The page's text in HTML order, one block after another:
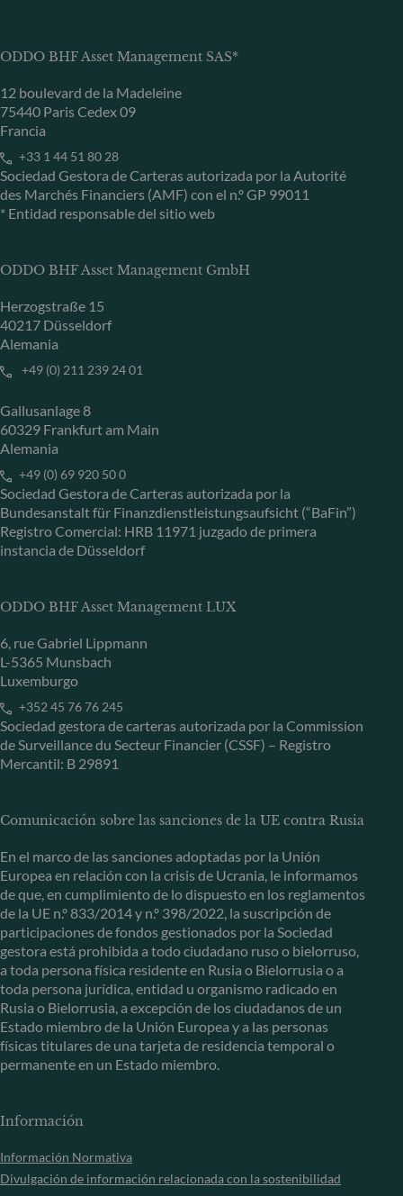
ODDO BHF Asset Management SAS*
12 boulevard de la Madeleine
75440 Paris Cedex 09
Francia
+33 1 44 51 80 28
Sociedad Gestora de Carteras autorizada por la Autorité
des Marchés Financiers (AMF) con el n.º GP 99011
* Entidad responsable del sitio web
ODDO BHF Asset Management GmbH
Herzogstraße 15
40217 Düsseldorf
Alemania
+49 (0) 211 239 24 01
Gallusanlage 8
60329 Frankfurt am Main
Alemania
+49 (0) 69 920 50 0
Sociedad Gestora de Carteras autorizada por la
Bundesanstalt für Finanzdienstleistungsaufsicht (“BaFin”)
Registro Comercial: HRB 11971 juzgado de primera
instancia de Düsseldorf
ODDO BHF Asset Management LUX
6, rue Gabriel Lippmann
L-5365 Munsbach
Luxemburgo
+352 45 76 76 245
Sociedad gestora de carteras autorizada por la Commission
de Surveillance du Secteur Financier (CSSF) – Registro
Mercantil: B 29891
Comunicación sobre las sanciones de la UE contra Rusia
En el marco de las sanciones adoptadas por la Unión
Europea en relación con la crisis de Ucrania, le informamos
de que, en cumplimiento de lo dispuesto en los reglamentos
de la UE n.º 833/2014 y n.º 398/2022, la suscripción de
participaciones de fondos gestionados por la Sociedad
gestora está prohibida a todo ciudadano ruso o bielorruso,
a toda persona física residente en Rusia o Bielorrusia o a
toda persona jurídica, entidad u organismo radicado en
Rusia o Bielorrusia, a excepción de los ciudadanos de un
Estado miembro de la Unión Europea y a las personas
físicas titulares de una tarjeta de residencia temporal o
permanente en un Estado miembro.
Información
Información Normativa
Divulgación de información relacionada con la sostenibilidad